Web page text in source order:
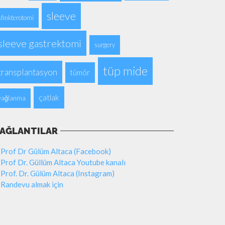
sleeve
gastrektomi surgery
tümör tüp mide
çatlak
Prof Dr Gülüm Altaca (Facebook)
Prof Dr. Güllüm Altaca Youtube kanalı
Prof. Dr. Gülüm Altaca (Instagram)
Randevu almak için